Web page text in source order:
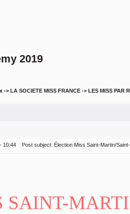
2019
-> LA SOCIETE MISS FRANCE-> LES MISS PAR
10:44 Post subject: Élection Miss Saint-Martin/
SAINT-